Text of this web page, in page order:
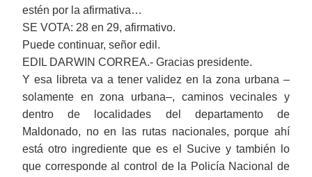
estén por la afirmativa…
SE VOTA: 28 en 29, afirmativo.
Puede continuar, señor edil.
EDIL DARWIN CORREA.- Gracias presidente.
Y esa libreta va a tener validez en la zona urbana ‒
solamente en zona urbana‒, caminos vecinales y
dentro de localidades del departamento de
Maldonado, no en las rutas nacionales, porque ahí
está otro ingrediente que es el Sucive y también lo
que corresponde al control de la Policía Nacional de